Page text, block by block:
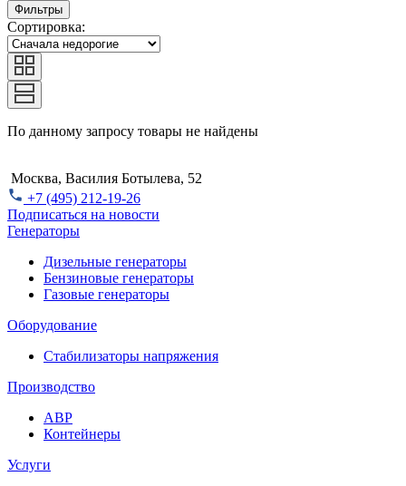
Фильтры
Сортировка:
По данному запросу товары не найдены
Москва, Василия Ботылева, 52
+7 (495) 212-19-26
Подписаться на новости
Генераторы
Дизельные генераторы
Бензиновые генераторы
Газовые генераторы
Оборудование
Стабилизаторы напряжения
Производство
АВР
Контейнеры
Услуги